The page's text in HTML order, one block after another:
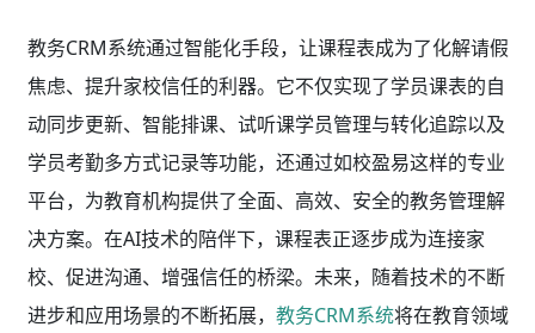
教务CRM系统通过智能化手段，让课程表成为了化解请假
焦虑、提升家校信任的利器。它不仅实现了学员课表的自
动同步更新、智能排课、试听课学员管理与转化追踪以及
学员考勤多方式记录等功能，还通过如校盈易这样的专业
平台，为教育机构提供了全面、高效、安全的教务管理解
决方案。在AI技术的陪伴下，课程表正逐步成为连接家
校、促进沟通、增强信任的桥梁。未来，随着技术的不断
进步和应用场景的不断拓展， 教务CRM系统将在教育领域